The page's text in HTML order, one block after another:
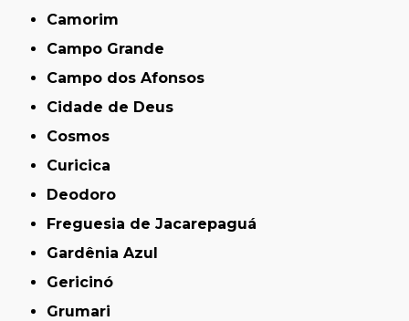
Camorim
Campo Grande
Campo dos Afonsos
Cidade de Deus
Cosmos
Curicica
Deodoro
Freguesia de Jacarepaguá
Gardênia Azul
Gericinó
Grumari